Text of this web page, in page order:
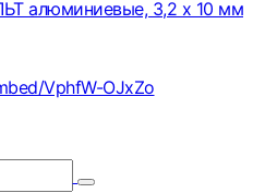
алюминиевые, 3,2 х 10 мм
VphfW-OJxZo